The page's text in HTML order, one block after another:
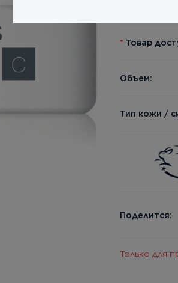
* Товар
Объем:
Тип кожи /
Поделится:
Только для